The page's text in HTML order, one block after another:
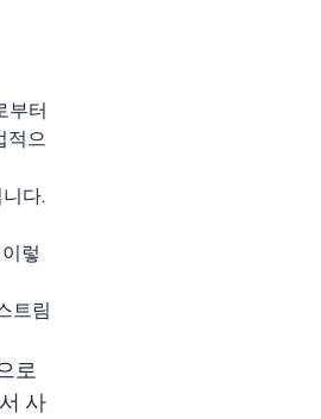
부터
적으
다.
렇
트림
로
사